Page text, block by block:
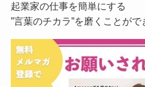
起業家の仕事を簡単にする
”言葉のチカラ”を磨くことがで